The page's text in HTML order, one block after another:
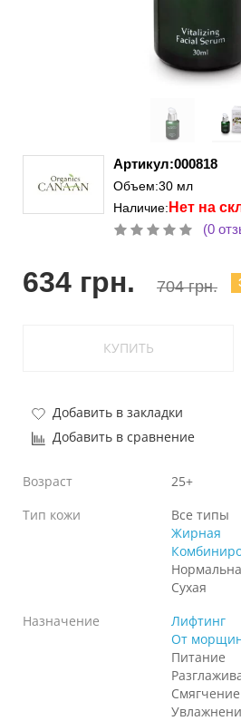
Артикул:000818
Объем:30 мл
Наличие: Нет на
(0
634 грн. 704 грн.
КУПИТЬ
Добавить в закладки
Добавить в сравнение
Возраст
25+
Тип кожи
Все типы
Жирная
Сухая
Назначение
Лифтинг
От
Питание
Смягчение